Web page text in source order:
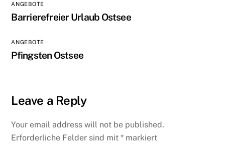
ANGEBOTE
Barrierefreier Urlaub Ostsee
ANGEBOTE
Pfingsten Ostsee
Leave a Reply
Your email address will not be published.
Erforderliche Felder sind mit* markiert